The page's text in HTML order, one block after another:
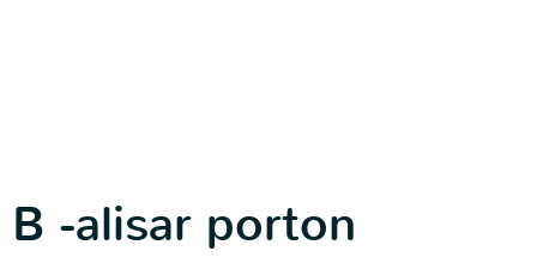
B -alisar porton